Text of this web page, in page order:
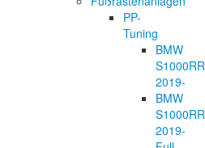
PP-
Tuning
BMW
S1000RR
2019-
BMW
S1000RR
2019-